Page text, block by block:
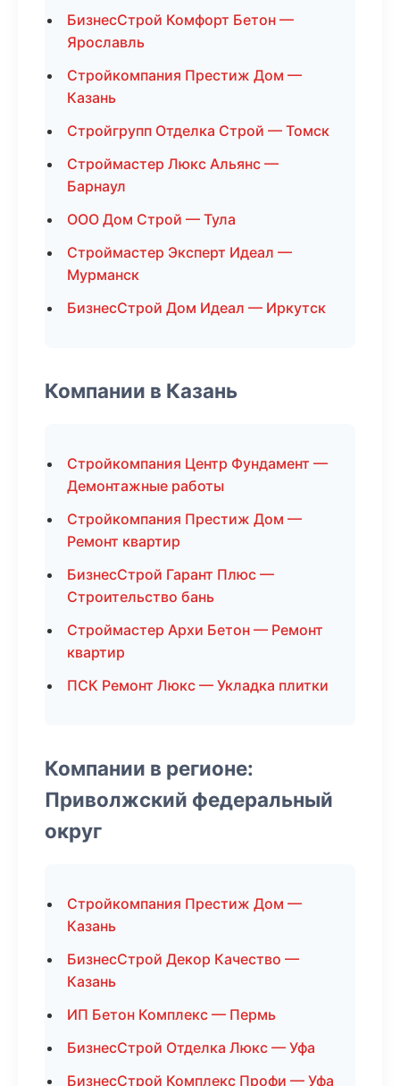
БизнесСтрой Комфорт Бетон —
Ярославль
Стройкомпания Престиж Дом —
Казань
Стройгрупп Отделка Строй — Томск
Строймастер Люкс Альянс —
Барнаул
ООО Дом Строй — Тула
Строймастер Эксперт Идеал —
Мурманск
БизнесСтрой Дом Идеал — Иркутск
Компании в Казань
Стройкомпания Центр Фундамент —
Демонтажные работы
Стройкомпания Престиж Дом —
Ремонт квартир
БизнесСтрой Гарант Плюс —
Строительство бань
Строймастер Архи Бетон — Ремонт
квартир
ПСК Ремонт Люкс — Укладка плитки
Компании в регионе:
Приволжский федеральный
округ
Стройкомпания Престиж Дом —
Казань
БизнесСтрой Декор Качество —
Казань
ИП Бетон Комплекс — Пермь
БизнесСтрой Отделка Люкс — Уфа
БизнесСтрой Комплекс Профи — Уфа